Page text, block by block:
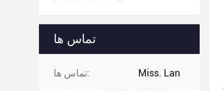
تماس ها
تماس ها: Miss. Lan